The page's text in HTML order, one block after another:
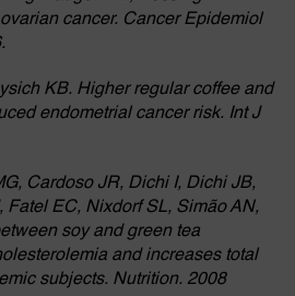
cancer. Cancer Epidemiol
KB. Higher regular coffee and
endometrial cancer risk. Int J
Cardoso JR, Dichi I, Dichi JB,
EC, Nixdorf SL, Simão AN,
soy and green tea
and increases total
subjects. Nutrition. 2008